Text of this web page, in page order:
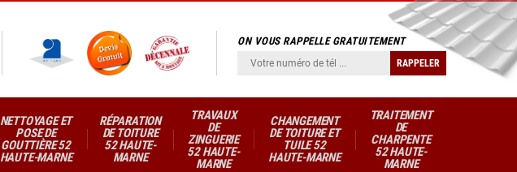
ON VOUS RAPPELLE GRATUITEMENT
NETTOYAGE ET
POSE DE
GOUTTIÈRE 52
HAUTE-MARNE
RÉPARATION
DE TOITURE
52 HAUTE-
MARNE
TRAVAUX
DE
ZINGUERIE
52 HAUTE-
MARNE
CHANGEMENT
DE TOITURE ET
TUILE 52
HAUTE-MARNE
TRAITEMENT
DE
CHARPENTE
52 HAUTE-
MARNE